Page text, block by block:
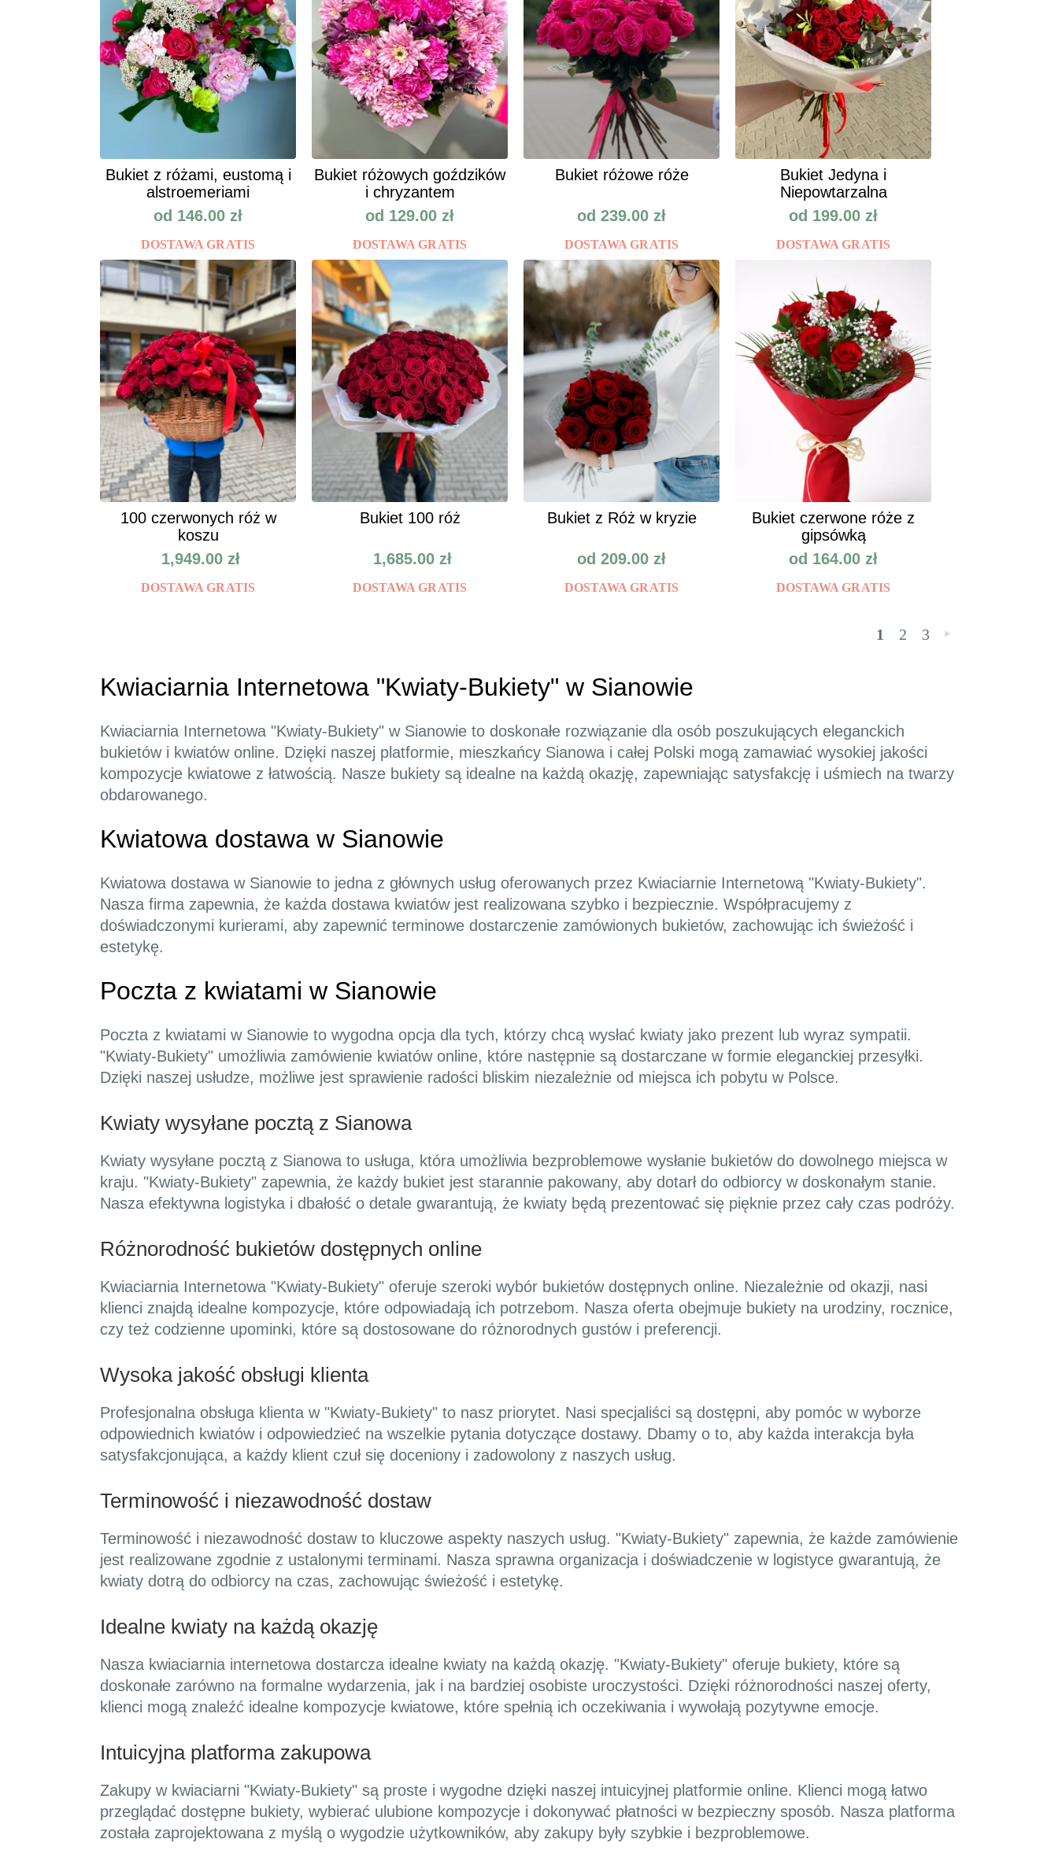
Bukiet z różami, eustomą i
alstroemeriami
od 146.00 zł
DOSTAWA GRATIS
Bukiet różowych goździków
i chryzantem
od 129.00 zł
DOSTAWA GRATIS
Bukiet różowe róże
od 239.00 zł
DOSTAWA GRATIS
Bukiet Jedyna i
Niepowtarzalna
od 199.00 zł
DOSTAWA GRATIS
100 czerwonych róż w
koszu
1,949.00 zł
DOSTAWA GRATIS
Bukiet 100 róż
1,685.00 zł
DOSTAWA GRATIS
Bukiet z Róż w kryzie
od 209.00 zł
DOSTAWA GRATIS
Bukiet czerwone róże z
gipsówką
od 164.00 zł
DOSTAWA GRATIS
1 2 3 »
Kwiaciarnia Internetowa "Kwiaty-Bukiety" w Sianowie
Kwiaciarnia Internetowa "Kwiaty-Bukiety" w Sianowie to doskonałe rozwiązanie dla osób poszukujących eleganckich
bukietów i kwiatów online. Dzięki naszej platformie, mieszkańcy Sianowa i całej Polski mogą zamawiać wysokiej jakości
kompozycje kwiatowe z łatwością. Nasze bukiety są idealne na każdą okazję, zapewniając satysfakcję i uśmiech na twarzy
obdarowanego.
Kwiatowa dostawa w Sianowie
Kwiatowa dostawa w Sianowie to jedna z głównych usług oferowanych przez Kwiaciarnie Internetową "Kwiaty-Bukiety".
Nasza firma zapewnia, że każda dostawa kwiatów jest realizowana szybko i bezpiecznie. Współpracujemy z
doświadczonymi kurierami, aby zapewnić terminowe dostarczenie zamówionych bukietów, zachowując ich świeżość i
estetykę.
Poczta z kwiatami w Sianowie
Poczta z kwiatami w Sianowie to wygodna opcja dla tych, którzy chcą wysłać kwiaty jako prezent lub wyraz sympatii.
"Kwiaty-Bukiety" umożliwia zamówienie kwiatów online, które następnie są dostarczane w formie eleganckiej przesyłki.
Dzięki naszej usłudze, możliwe jest sprawienie radości bliskim niezależnie od miejsca ich pobytu w Polsce.
Kwiaty wysyłane pocztą z Sianowa
Kwiaty wysyłane pocztą z Sianowa to usługa, która umożliwia bezproblemowe wysłanie bukietów do dowolnego miejsca w
kraju. "Kwiaty-Bukiety" zapewnia, że każdy bukiet jest starannie pakowany, aby dotarł do odbiorcy w doskonałym stanie.
Nasza efektywna logistyka i dbałość o detale gwarantują, że kwiaty będą prezentować się pięknie przez cały czas podróży.
Różnorodność bukietów dostępnych online
Kwiaciarnia Internetowa "Kwiaty-Bukiety" oferuje szeroki wybór bukietów dostępnych online. Niezależnie od okazji, nasi
klienci znajdą idealne kompozycje, które odpowiadają ich potrzebom. Nasza oferta obejmuje bukiety na urodziny, rocznice,
czy też codzienne upominki, które są dostosowane do różnorodnych gustów i preferencji.
Wysoka jakość obsługi klienta
Profesjonalna obsługa klienta w "Kwiaty-Bukiety" to nasz priorytet. Nasi specjaliści są dostępni, aby pomóc w wyborze
odpowiednich kwiatów i odpowiedzieć na wszelkie pytania dotyczące dostawy. Dbamy o to, aby każda interakcja była
satysfakcjonująca, a każdy klient czuł się doceniony i zadowolony z naszych usług.
Terminowość i niezawodność dostaw
Terminowość i niezawodność dostaw to kluczowe aspekty naszych usług. "Kwiaty-Bukiety" zapewnia, że każde zamówienie
jest realizowane zgodnie z ustalonymi terminami. Nasza sprawna organizacja i doświadczenie w logistyce gwarantują, że
kwiaty dotrą do odbiorcy na czas, zachowując świeżość i estetykę.
Idealne kwiaty na każdą okazję
Nasza kwiaciarnia internetowa dostarcza idealne kwiaty na każdą okazję. "Kwiaty-Bukiety" oferuje bukiety, które są
doskonałe zarówno na formalne wydarzenia, jak i na bardziej osobiste uroczystości. Dzięki różnorodności naszej oferty,
klienci mogą znaleźć idealne kompozycje kwiatowe, które spełnią ich oczekiwania i wywołają pozytywne emocje.
Intuicyjna platforma zakupowa
Zakupy w kwiaciarni "Kwiaty-Bukiety" są proste i wygodne dzięki naszej intuicyjnej platformie online. Klienci mogą łatwo
przeglądać dostępne bukiety, wybierać ulubione kompozycje i dokonywać płatności w bezpieczny sposób. Nasza platforma
została zaprojektowana z myślą o wygodzie użytkowników, aby zakupy były szybkie i bezproblemowe.